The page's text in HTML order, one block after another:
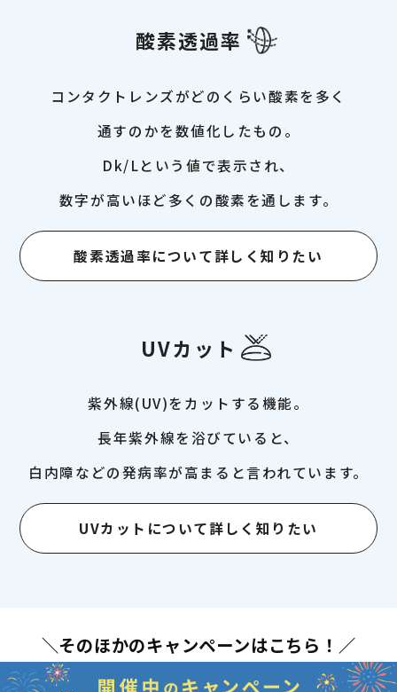
酸素透過率
コンタクトレンズがどのくらい酸素を多く
通すのかを数値化したもの。
Dk/Lという値で表示され、
数字が高いほど多くの酸素を通します。
酸素透過率について詳しく知りたい
UVカット
紫外線(UV)をカットする機能。
長年紫外線を浴びていると、
白内障などの発病率が高まると言われています。
UVカットについて詳しく知りたい
＼そのほかのキャンペーンはこちら！／